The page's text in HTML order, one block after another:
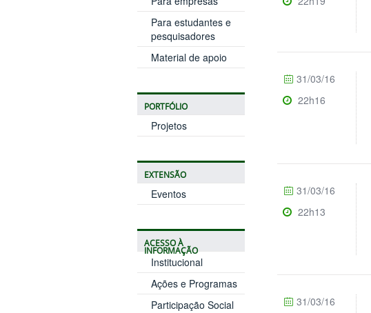
Para estudantes e
pesquisadores
Material de apoio
PORTFÓLIO
Projetos
EXTENSÃO
Eventos
ACESSO À
INFORMAÇÃO
Institucional
Ações e Programas
Participação Social
31/03/16
22h16
31/03/16
22h13
31/03/16